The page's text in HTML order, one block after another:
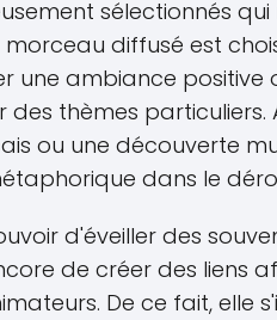
sélectionnés
morceau diffusé est
une ambiance
des thèmes particuliers.
ou une découverte
dans le
d'éveiller des
de créer des liens
De ce fait, elle